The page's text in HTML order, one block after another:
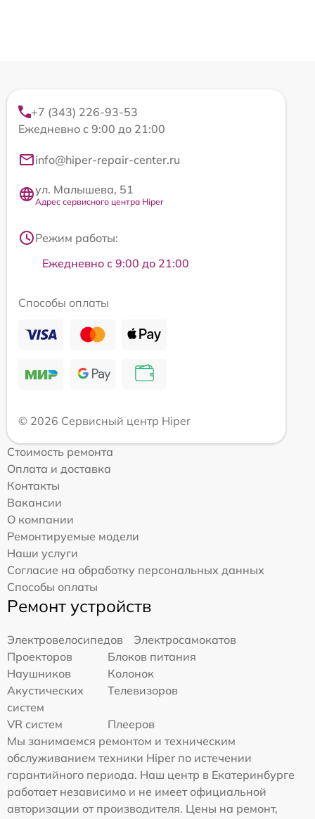
+7 (343) 226-93-53
Ежедневно с 9:00 до 21:00
info@hiper-repair-center.ru
ул. Малышева, 51
Адрес сервисного центра Hiper
Режим работы:
Ежедневно с 9:00 до 21:00
Способы оплаты
© 2026 Сервисный центр Hiper
Стоимость ремонта
Оплата и доставка
Контакты
Вакансии
О компании
Ремонтируемые модели
Наши услуги
Согласие на обработку персональных данных
Способы оплаты
Ремонт устройств
Электровелосипедов
Электросамокатов
Проекторов
Блоков питания
Наушников
Колонок
Акустических
систем
Телевизоров
VR систем
Плееров
Мы занимаемся ремонтом и техническим
обслуживанием техники Hiper по истечении
гарантийного периода. Наш центр в Екатеринбурге
работает независимо и не имеет официальной
авторизации от производителя. Цены на ремонт,